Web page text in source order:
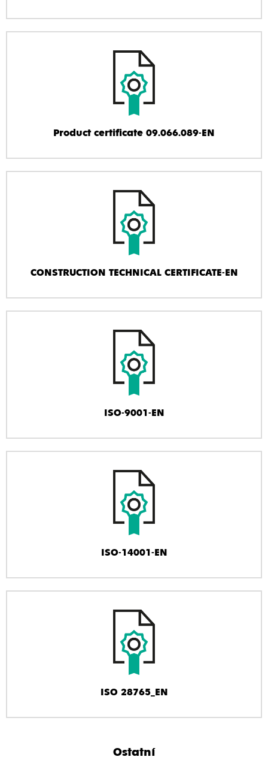
Product certificate 09.066.089-EN
CONSTRUCTION TECHNICAL CERTIFICATE-EN
ISO-9001-EN
ISO-14001-EN
ISO 28765_EN
Ostatní